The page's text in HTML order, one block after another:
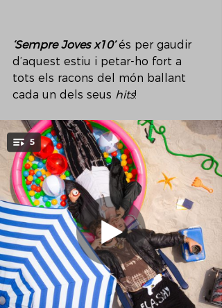
‘Sempre Joves x10’ és per gaudir
d’aquest estiu i petar-ho fort a
tots els racons del món ballant
cada un dels seus hits!